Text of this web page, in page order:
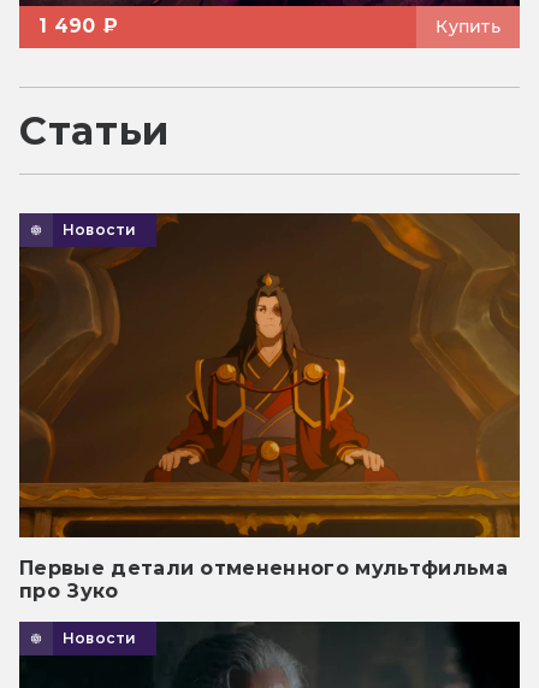
1 490 ₽ Купить
Статьи
Новости
Первые детали отмененного мультфильма
про Зуко
Новости